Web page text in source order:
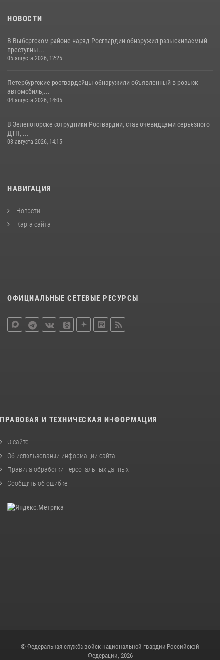
НОВОСТИ
В Выборгском районе наряд Росгвардии обнаружил разыскиваемый
преступны...
05 августа 2026, 12:25
Петербургские росгвардейцы обнаружили объявленный в розыск
автомобиль,...
04 августа 2026, 14:05
В Зеленогорске сотрудники Росгвардии, став очевидцами серьезного
ДТП, ...
03 августа 2026, 14:15
НАВИГАЦИЯ
Новости
Карта сайта
ОФИЦИАЛЬНЫЕ СЕТЕВЫЕ РЕСУРСЫ
ПРАВОВАЯ И ТЕХНИЧЕСКАЯ ИНФОРМАЦИЯ
О сайте
Об использовании информации сайта
Правила обработки персональных данных
Сообщить об ошибке
© Федеральная служба войск национальной гвардии Российской
Федерации, 2026